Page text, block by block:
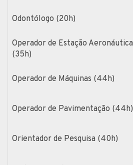
Odontólogo (20h)
Operador de Estação Aeronáutica
(35h)
Operador de Máquinas (44h)
Operador de Pavimentação (44h)
Orientador de Pesquisa (40h)